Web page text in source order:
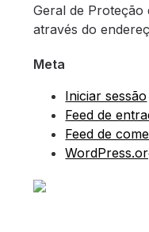
Geral de Proteção
através do
Meta
Iniciar sessão
Feed de
Feed de